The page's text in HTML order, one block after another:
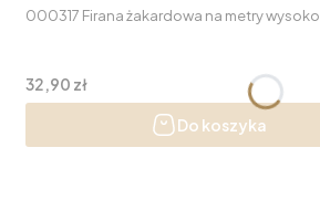
000317 Firana żakardowa na metry
Cena
32,90 zł
Do koszyka